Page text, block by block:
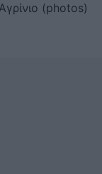
(photos)